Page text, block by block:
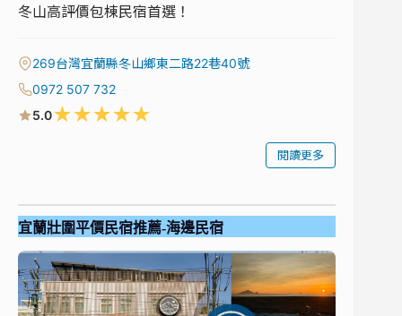
冬山高評價包棟民宿首選！
269台灣宜蘭縣冬山鄉東二路22巷40號
0972 507 732
5.0★★★★★
閱讀更多
宜蘭壯圍平價民宿推薦-海邊民宿